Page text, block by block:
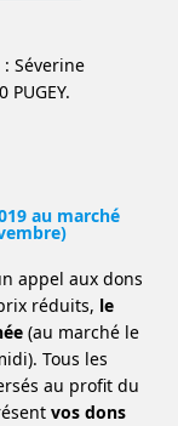
Séverine
au marché
appel aux dons
réduits, le
(au marché le
Tous les
au profit du
vos dons